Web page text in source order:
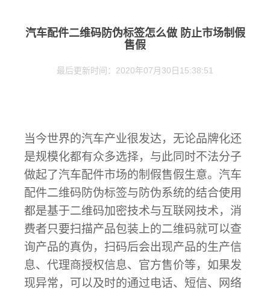
汽车配件二维码防伪标签怎么做 防止市场制假
售假
最后更新时间：2020年07月30日15:38:51
当今世界的汽车产业很发达，无论品牌化还
是规模化都有众多选择，与此同时不法分子
做起了汽车配件市场的制假售假生意。汽车
配件二维码防伪标签与防伪系统的结合使用
都是基于二维码加密技术与互联网技术，消
费者只要扫描产品包装上的二维码就可以查
询产品的真伪，扫码后会出现产品的生产信
息、代理商授权信息、官方售价等，如果发
现异常，可以及时的通过电话、短信、网络